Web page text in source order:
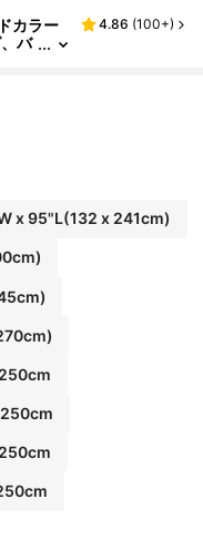
カラー
バ
4.86 (100+)
x 95"L(132 x 241cm)